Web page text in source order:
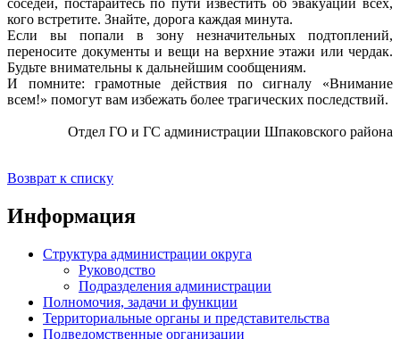
соседей, постарайтесь по пути известить об эвакуации всех,
кого встретите. Знайте, дорога каждая минута.
Если вы попали в зону незначительных подтоплений,
переносите документы и вещи на верхние этажи или чердак.
Будьте внимательны к дальнейшим сообщениям.
И помните: грамотные действия по сигналу «Внимание
всем!» помогут вам избежать более трагических последствий.
Отдел ГО и ГС администрации Шпаковского района
Возврат к списку
Информация
Структура администрации округа
Руководство
Подразделения администрации
Полномочия, задачи и функции
Территориальные органы и представительства
Подведомственные организации